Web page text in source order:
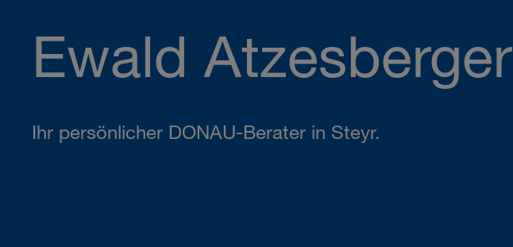
Ewald Atzesberger
Ihr persönlicher DONAU-Berater in Steyr.